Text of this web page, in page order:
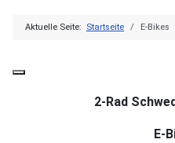
Aktuelle Seite: Startseite E-Bikes
2-Rad
E-